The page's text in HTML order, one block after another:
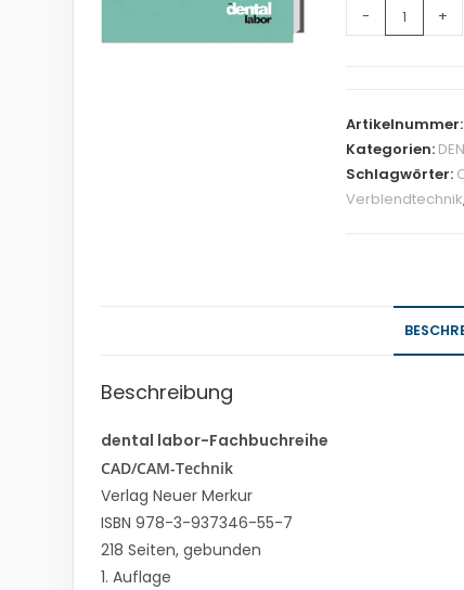
- +
Kategorien:
Schlagwörter:
Verblendtechnik
Beschreibung
dental labor-Fachbuchreihe
CAD/CAM-Technik
Verlag Neuer Merkur
ISBN 978-3-937346-55-7
218 Seiten, gebunden
1. Auflage